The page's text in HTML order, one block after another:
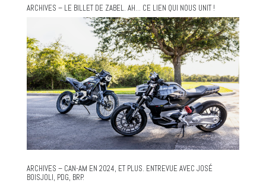
ARCHIVES – LE BILLET DE ZABEL. AH… CE LIEN QUI NOUS UNIT !
ARCHIVES – CAN-AM EN 2024, ET PLUS. ENTREVUE AVEC JOSÉ
BOISJOLI, PDG, BRP.